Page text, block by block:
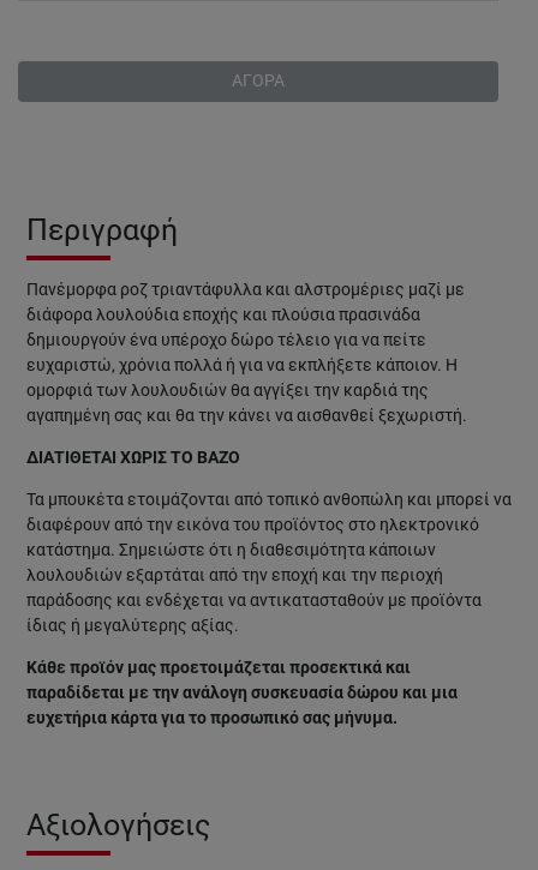
ΑΓΟΡΑ
Περιγραφή
Πανέμορφα ροζ τριαντάφυλλα και αλστρομέριες μαζί με
διάφορα λουλούδια εποχής και πλούσια πρασινάδα
δημιουργούν ένα υπέροχο δώρο τέλειο για να πείτε
ευχαριστώ, χρόνια πολλά ή για να εκπλήξετε κάποιον. Η
ομορφιά των λουλουδιών θα αγγίξει την καρδιά της
αγαπημένη σας και θα την κάνει να αισθανθεί ξεχωριστή.
ΔΙΑΤΙΘΕΤΑΙ ΧΩΡΙΣ ΤΟ ΒΑΖΟ
Τα μπουκέτα ετοιμάζονται από τοπικό ανθοπώλη και μπορεί να
διαφέρουν από την εικόνα του προϊόντος στο ηλεκτρονικό
κατάστημα. Σημειώστε ότι η διαθεσιμότητα κάποιων
λουλουδιών εξαρτάται από την εποχή και την περιοχή
παράδοσης και ενδέχεται να αντικατασταθούν με προϊόντα
ίδιας ή μεγαλύτερης αξίας.
Κάθε προϊόν μας προετοιμάζεται προσεκτικά και
παραδίδεται με την ανάλογη συσκευασία δώρου και μια
ευχετήρια κάρτα για το προσωπικό σας μήνυμα.
Αξιολογήσεις